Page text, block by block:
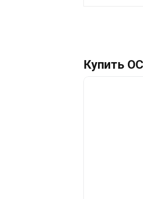
Купить